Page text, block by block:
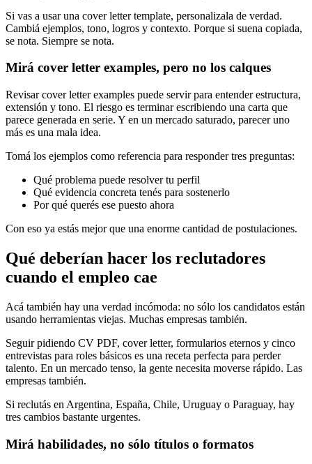
Si vas a usar una cover letter template, personalizala de verdad.
Cambiá ejemplos, tono, logros y contexto. Porque si suena copiada,
se nota. Siempre se nota.
Mirá cover letter examples, pero no los calques
Revisar cover letter examples puede servir para entender estructura,
extensión y tono. El riesgo es terminar escribiendo una carta que
parece generada en serie. Y en un mercado saturado, parecer uno
más es una mala idea.
Tomá los ejemplos como referencia para responder tres preguntas:
Qué problema puede resolver tu perfil
Qué evidencia concreta tenés para sostenerlo
Por qué querés ese puesto ahora
Con eso ya estás mejor que una enorme cantidad de postulaciones.
Qué deberían hacer los reclutadores
cuando el empleo cae
Acá también hay una verdad incómoda: no sólo los candidatos están
usando herramientas viejas. Muchas empresas también.
Seguir pidiendo CV PDF, cover letter, formularios eternos y cinco
entrevistas para roles básicos es una receta perfecta para perder
talento. En un mercado tenso, la gente necesita moverse rápido. Las
empresas también.
Si reclutás en Argentina, España, Chile, Uruguay o Paraguay, hay
tres cambios bastante urgentes.
Mirá habilidades, no sólo títulos o formatos